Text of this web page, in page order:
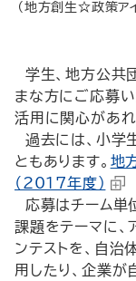
（地方創生☆政策
学生、地方公共
まな方にご応募
活用に関心があれ
過去には、小学
ともあります。 地
（2017年度）
応募はチーム単
課題をテーマに、
ンテストを、自
用したり、企業